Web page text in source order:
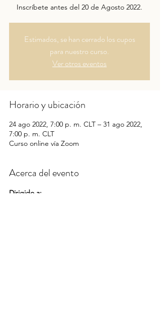
Estimados, se han cerrado los cupos
para nuestro curso.
Ver otros eventos
Horario y ubicación
24 ago 2022, 7:00 p. m. CLT – 31 ago 2022,
7:00 p. m. CLT
Curso online vía Zoom
Acerca del evento
Dirigido a: